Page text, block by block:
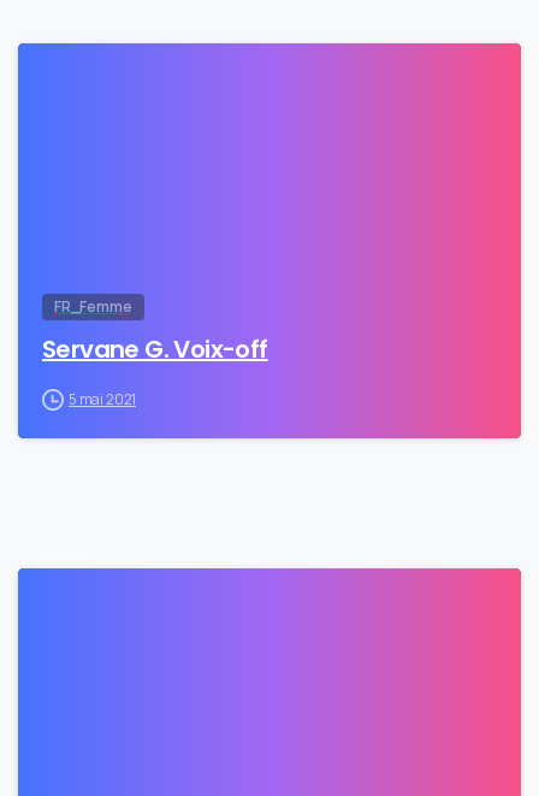
FR_Femme
Servane G. Voix-off
5 mai 2021